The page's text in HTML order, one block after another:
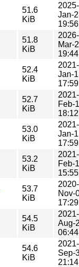
51.6
KiB
2025-
Jan-
19:56
51.8
KiB
2026-
Mar-
19:44
52.4
KiB
2021-
Jan-
17:59
52.7
KiB
2021-
Feb-
18:12
53.0
KiB
2021-
Jan-
17:59
53.2
KiB
2021-
Feb-
15:55
53.7
KiB
2020-
Nov-
17:29
54.5
KiB
2021-
Aug-
06:44
54.6
KiB
2021-
Sep-
21:14